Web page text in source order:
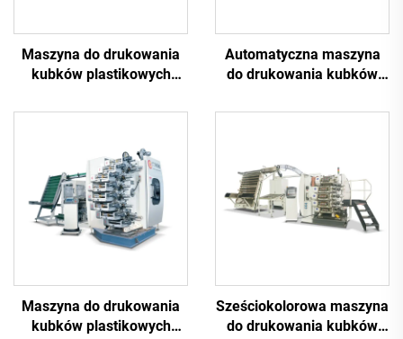
Maszyna do drukowania
kubków plastikowych
Automatyczna maszyna
do drukowania kubków
kolorami
Maszyna do drukowania
kubków plastikowych
Sześciokolorowa maszyna
do drukowania kubków